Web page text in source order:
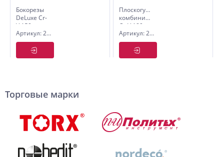
Бокорезы
DeLuxe Cr-
V 150 мм.
Артикул: 2581815
Плоскогубцы
комбинир.диэлектрич.Master
Cr-V 180
мм
Артикул: 2585218
Торговые марки